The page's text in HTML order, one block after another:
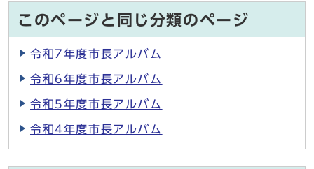
このページと同じ分類のページ
令和7年度市長アルバム
令和6年度市長アルバム
令和5年度市長アルバム
令和4年度市長アルバム